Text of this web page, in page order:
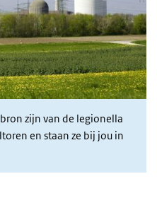
zijn van de legionella
en staan ze bij jou in